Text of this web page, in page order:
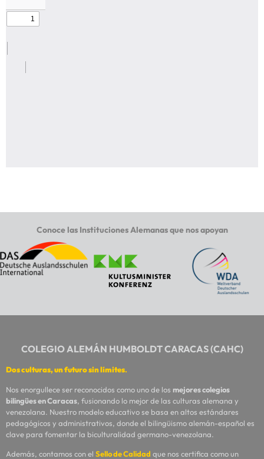
Conoce las Instituciones Alemanas que nos apoyan
COLEGIO ALEMÁN HUMBOLDT CARACAS (CAHC)
Dos culturas, un futuro sin límites.
Nos enorgullece ser reconocidos como uno de los mejores colegios
bilingües en Caracas, fusionando lo mejor de las culturas alemana y
venezolana. Nuestro modelo educativo se basa en altos estándares
pedagógicos y administrativos, donde el bilingüismo alemán-español es
clave para fomentar la biculturalidad germano-venezolana.
Además, contamos con el Sello de Calidad que nos certifica como un